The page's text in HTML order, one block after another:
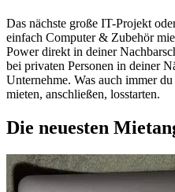
Das nächste große IT-Projekt
einfach Computer & Zubehör
Power direkt in deiner
bei privaten Personen in deiner
Unternehme. Was auch immer
mieten, anschließen, losstarten.
Die neuesten